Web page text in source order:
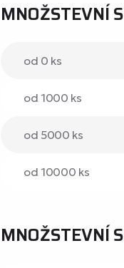
MNOŽSTEVNÍ
od 0 ks
od 1000 ks
od 5000 ks
od 10000 ks
MNOŽSTEVNÍ